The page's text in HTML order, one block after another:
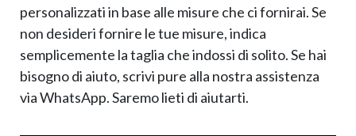
personalizzati in base alle misure che ci fornirai. Se
non desideri fornire le tue misure, indica
semplicemente la taglia che indossi di solito. Se hai
bisogno di aiuto, scrivi pure alla nostra assistenza
via WhatsApp. Saremo lieti di aiutarti.